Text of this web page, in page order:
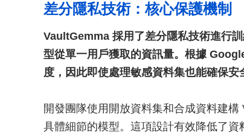
差分隱私技術：核心保護機制
VaultGemma 採用了差分隱私技術進行
型從單一用戶獲取的資訊量。根據
度，因此即使處理敏感資料集也能確保安
開發團隊使用開放資料集和合成資料建
具體細節的模型。這項設計有效降低了